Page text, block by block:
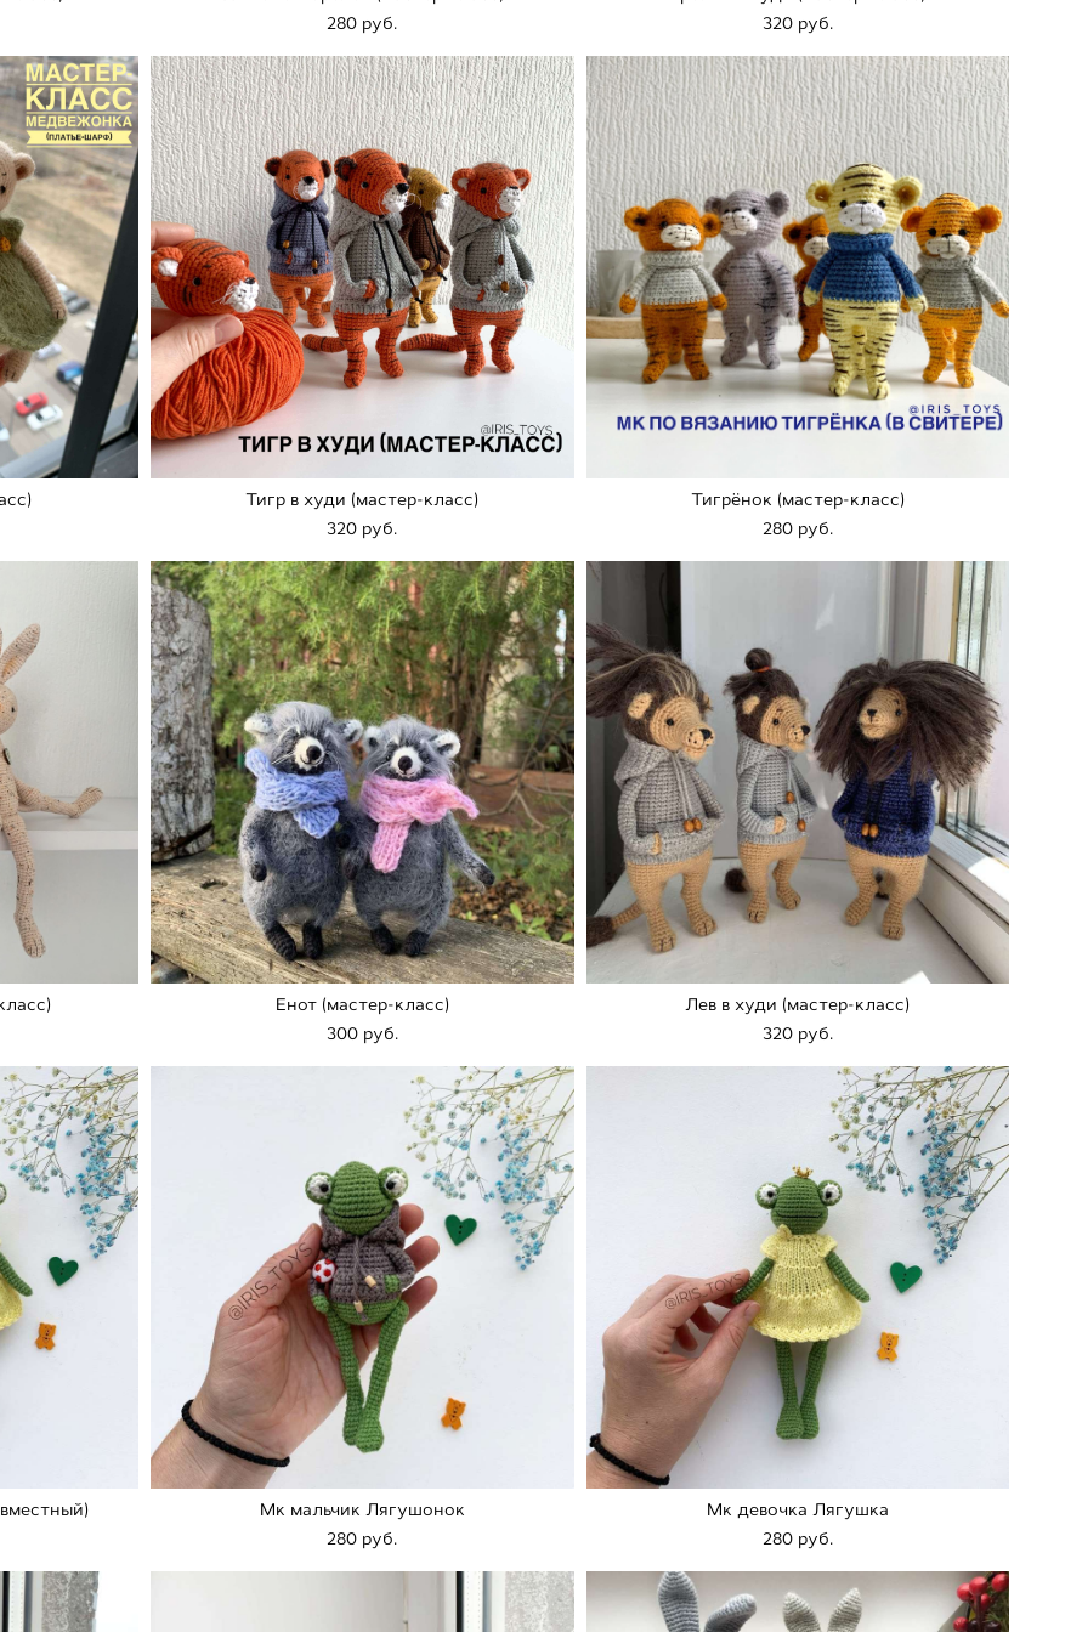
280 pуб.
320 pуб.
Тигр в худи (мастер-класс)
320 pуб.
Тигрёнок (мастер-класс)
280 pуб.
Енот (мастер-класс)
300 pуб.
Лев в худи (мастер-класс)
320 pуб.
Мк мальчик Лягушонок
280 pуб.
Мк девочка Лягушка
280 pуб.